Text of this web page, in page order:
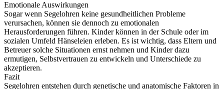
Emotionale Auswirkungen
Sogar wenn Segelohren keine gesundheitlichen Probleme
verursachen, können sie dennoch zu emotionalen
Herausforderungen führen. Kinder können in der Schule oder im
sozialen Umfeld Hänseleien erleben. Es ist wichtig, dass Eltern und
Betreuer solche Situationen ernst nehmen und Kinder dazu
ermutigen, Selbstvertrauen zu entwickeln und Unterschiede zu
akzeptieren.
Fazit
Segelohren entstehen durch genetische und anatomische Faktoren in